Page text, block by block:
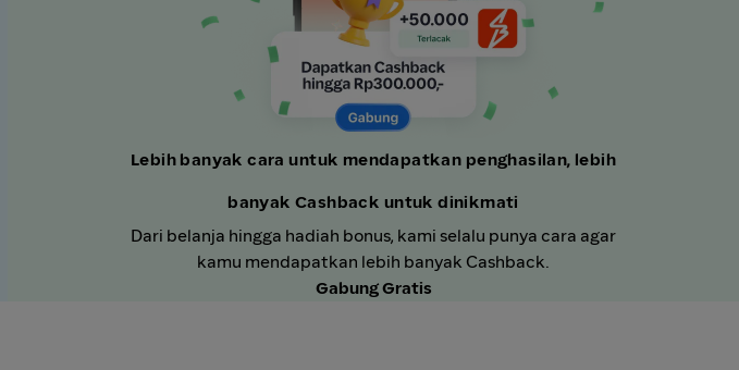
Lebih banyak cara untuk mendapatkan penghasilan, lebih
banyak Cashback untuk dinikmati
Dari belanja hingga hadiah bonus, kami selalu punya cara agar
kamu mendapatkan lebih banyak Cashback.
Gabung Gratis